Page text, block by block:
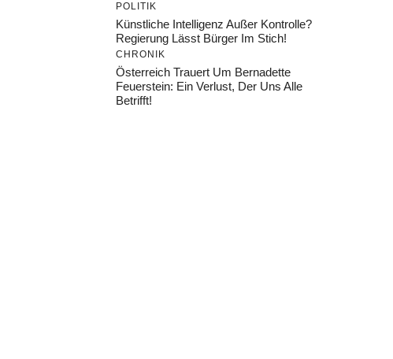
POLITIK
Künstliche Intelligenz Außer Kontrolle?
Regierung Lässt Bürger Im Stich!
CHRONIK
Österreich Trauert Um Bernadette
Feuerstein: Ein Verlust, Der Uns Alle
Betrifft!